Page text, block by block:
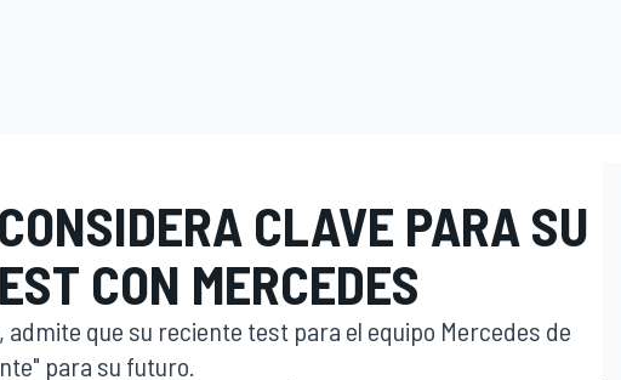
CLAVE PARA SU
CON MERCEDES
admite que su reciente test para el equipo Mercedes de
para su futuro.